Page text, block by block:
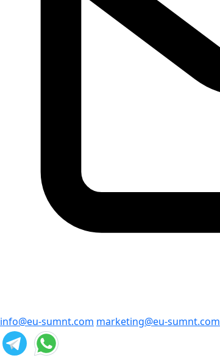
info@eu-sumnt.com marketing@eu-sumnt.com